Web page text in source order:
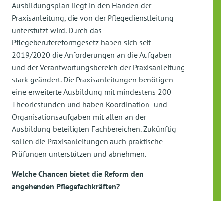
Ausbildungsplan liegt in den Händen der
Praxisanleitung, die von der Pflegedienstleitung
unterstützt wird. Durch das
Pflegeberufereformgesetz haben sich seit
2019/2020 die Anforderungen an die Aufgaben
und der Verantwortungsbereich der Praxisanleitung
stark geändert. Die Praxisanleitungen benötigen
eine erweiterte Ausbildung mit mindestens 200
Theoriestunden und haben Koordination- und
Organisationsaufgaben mit allen an der
Ausbildung beteiligten Fachbereichen. Zukünftig
sollen die Praxisanleitungen auch praktische
Prüfungen unterstützen und abnehmen.
Welche Chancen bietet die Reform den
angehenden Pflegefachkräften?